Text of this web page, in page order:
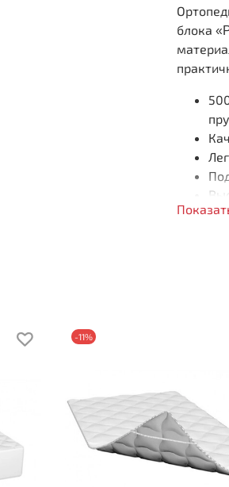
блока
-11%